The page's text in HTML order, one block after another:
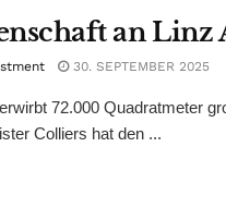
an Linz
30. SEPTEMBER 2025
72.000 Quadratmeter
Colliers hat den ...